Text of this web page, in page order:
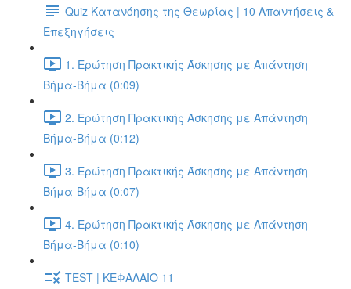
Quiz Κατανόησης της Θεωρίας | 10 Απαντήσεις &
Επεξηγήσεις
1. Ερώτηση Πρακτικής Άσκησης με Απάντηση
Βήμα-Βήμα (0:09)
2. Ερώτηση Πρακτικής Άσκησης με Απάντηση
Βήμα-Βήμα (0:12)
3. Ερώτηση Πρακτικής Άσκησης με Απάντηση
Βήμα-Βήμα (0:07)
4. Ερώτηση Πρακτικής Άσκησης με Απάντηση
Βήμα-Βήμα (0:10)
TEST | ΚΕΦΑΛΑΙΟ 11